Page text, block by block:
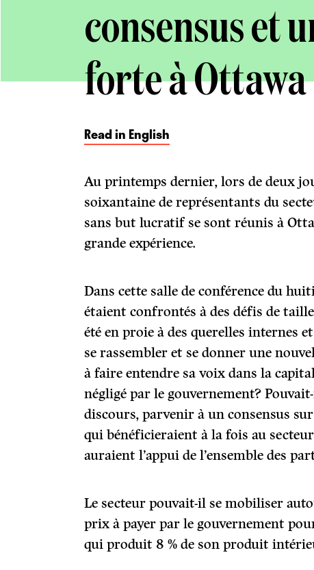
consensus et
forte à Ottawa
Read in English
Au printemps dernier, lors de deux
soixantaine de représentants du
sans but lucratif se sont réunis à
grande expérience.
Dans cette salle de conférence du
étaient confrontés à des défis de
été en proie à des querelles internes
se rassembler et se donner une
à faire entendre sa voix dans la
négligé par le gouvernement?
discours, parvenir à un consensus
qui bénéficieraient à la fois au
auraient l’appui de l’ensemble des
Le secteur pouvait-il se mobiliser
prix à payer par le gouvernement
qui produit 8 % de son produit